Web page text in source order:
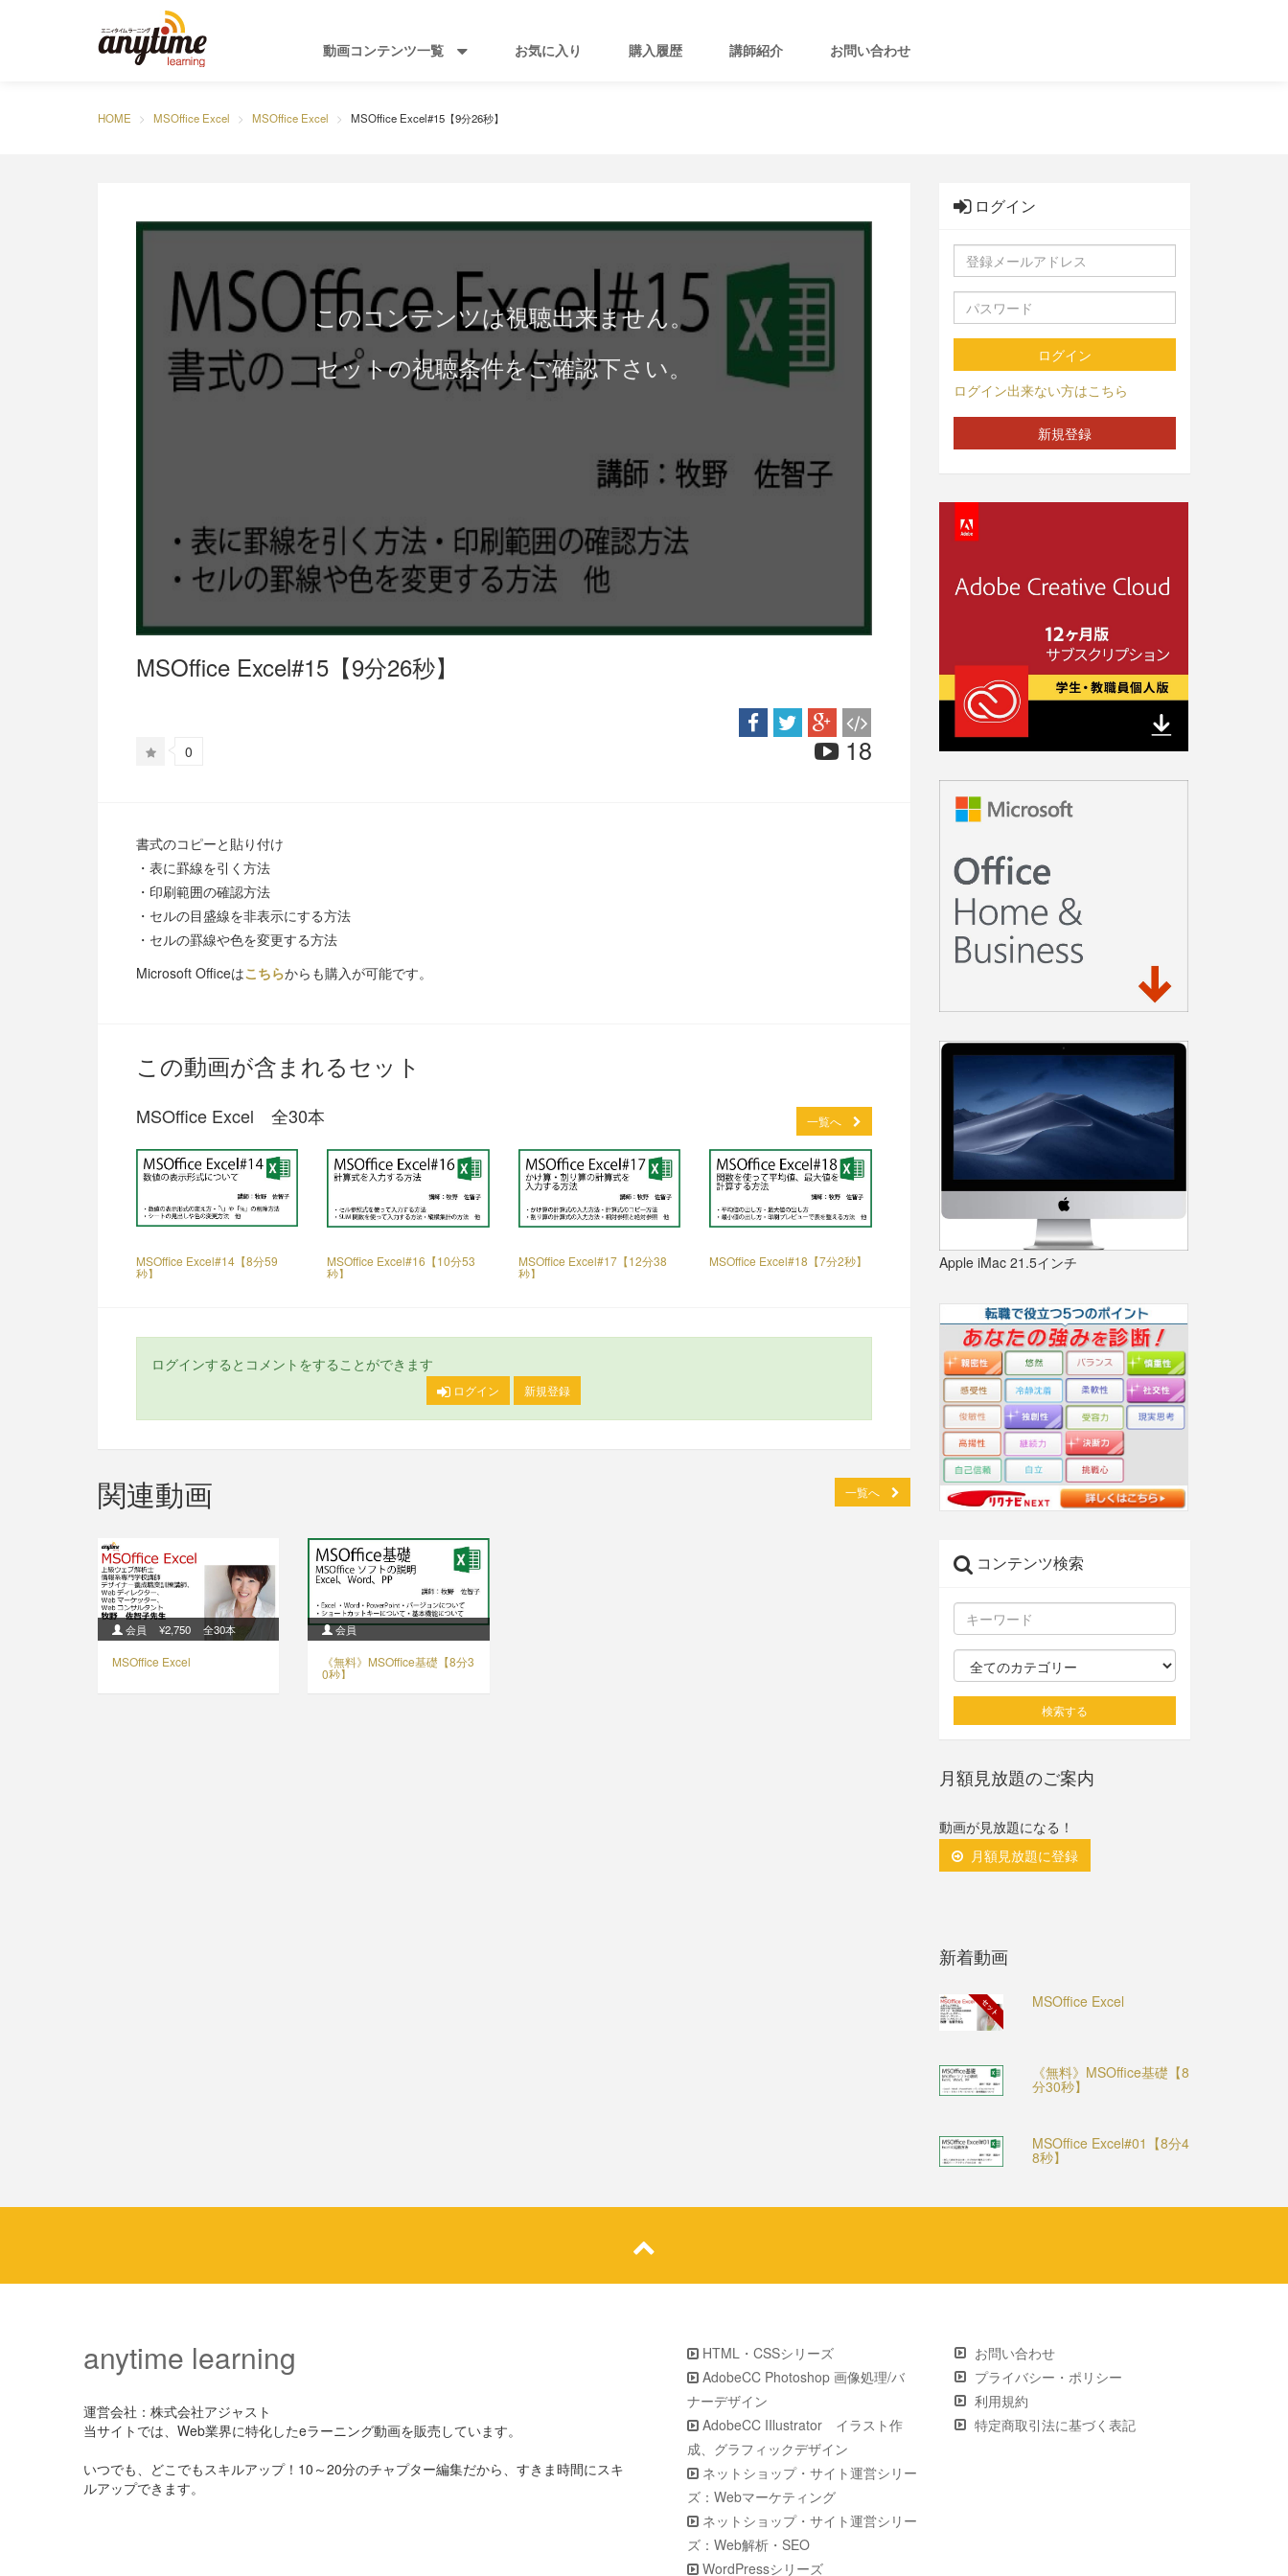
動画コンテンツ一覧 お気に入り 購入履歴 講師紹介 お問い合わせ
HOME MSOffice Excel MSOffice Excel MSOffice Excel#15【9分26秒】
このコンテンツは視聴出来ません。
セットの視聴条件をご確認下さい。
MSOffice Excel#15【9分26秒】
0 18
書式のコピーと貼り付け
・表に罫線を引く方法
・印刷範囲の確認方法
・セルの目盛線を非表示にする方法
・セルの罫線や色を変更する方法
Microsoft Officeはこちらからも購入が可能です。
この動画が含まれるセット
MSOffice Excel 全30本 一覧へ
MSOffice Excel#14【8分59
秒】
MSOffice Excel#16【10分53
秒】
MSOffice Excel#17【12分38
秒】
MSOffice Excel#18【7分2秒】
ログインするとコメントをすることができます
ログイン 新規登録
関連動画 一覧へ
会員 ¥2,750 全30本
MSOffice Excel
会員
《無料》MSOffice基礎【8分3
0秒】
ログイン
ログイン
ログイン出来ない方はこちら
新規登録
Apple iMac 21.5インチ
コンテンツ検索
検索する
月額見放題のご案内
動画が見放題になる！
月額見放題に登録
新着動画
セット MSOffice Excel
《無料》MSOffice基礎【8
分30秒】
MSOffice Excel#01【8分4
8秒】
anytime learning
運営会社：株式会社アジャスト
当サイトでは、Web業界に特化したeラーニング動画を販売しています。
いつでも、どこでもスキルアップ！10～20分のチャプター編集だから、すきま時間にスキ
ルアップできます。
HTML・CSSシリーズ
AdobeCC Photoshop 画像処理/バ
ナーデザイン
AdobeCC IIlustrator イラスト作
成、グラフィックデザイン
ネットショップ・サイト運営シリー
ズ：Webマーケティング
ネットショップ・サイト運営シリー
ズ：Web解析・SEO
WordPressシリーズ
お問い合わせ
プライバシー・ポリシー
利用規約
特定商取引法に基づく表記